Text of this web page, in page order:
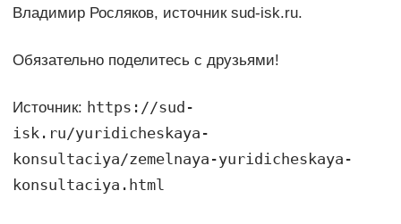
Владимир Росляков, источник sud-isk.ru.
Обязательно поделитесь с друзьями!
Источник: https://sud-
isk.ru/yuridicheskaya-
konsultaciya/zemelnaya-yuridicheskaya-
konsultaciya.html